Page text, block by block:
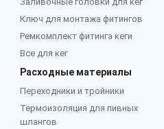
Ключ для монтажа фитингов
Ремкомплект фитинга кеги
Все для кег
Расходные материалы
Переходники и тройники
Термоизоляция для пивных
шлангов